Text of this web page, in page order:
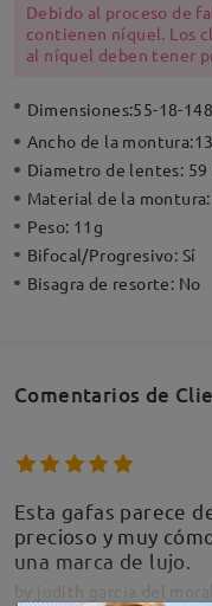
Debido al proceso de
contienen níquel. Los
al níquel deben tener
Dimensiones:55-18-148
Ancho de la montura:
Diametro de lentes: 59
Material de la
Peso: 11g
Bifocal/Progresivo: Sí
Bisagra de resorte: No
Comentarios de
Esta gafas parece
precioso y muy
una marca de lujo.